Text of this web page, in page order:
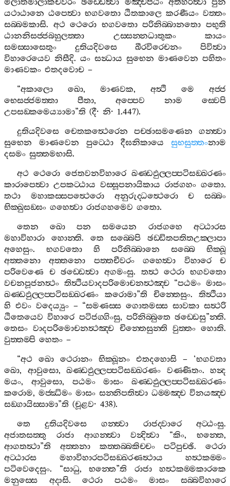
මිලාතමාලාකචවරං ඡඩ‍්ඩෙත්‍වා මඤ‍්චපීඨං අතිහරිත්‍වා පුන
යථාඨානෙ ඨපෙත්‍වා භගවතො ඨිතකාලෙ කරණීයං වත‍්තං
සබ‍්බමකාසි. අථ ථෙරො භගවතො පරිනිබ‍්බානතො පභුති
ඨානනිසජ‍්ජබහුලත‍්තා
උස‍්සන‍්නධාතුකං
කායං
සමස‍්සාසෙතුං
දුතියදිවසෙ ඛීරවිරෙචනං
පිවිත්‍වා
විහාරෙයෙව නිසීදි. යං සන්‍ධාය සුභෙන මාණවෙන පහිතං
මාණවකං එතදවොච –
“අකාලො ඛො, මාණවක, අත්‍ථි මෙ
අජ‍්ජ
භෙසජ‍්ජමත‍්තා
පීතා, අප‍්පෙව නාම
ස‍්වෙපි
උපසඞ‍්කමෙය්‍යාමා”ති (දී· නි· 1.447).
දුතියදිවසෙ
චෙතකත්‍ථෙරෙන පච‍්ඡාසමණෙන
ගන‍්ත්‍වා
සුභෙන
මාණවෙන පුට‍්ඨො දීඝනිකායෙ සුභසුත‍්තංනාම
දසමං සුත‍්තමභාසි.
අථ ථෙරො ජෙතවනවිහාරෙ ඛණ‍්ඩඵුල‍්ලප‍්පටිසඞ‍්ඛරණං
කාරාපෙත්‍වා උපකට‍්ඨාය වස‍්සූපනායිකාය රාජගහං ගතො.
තථා
මහාකස‍්සපත්‍ථෙරො අනුරුද‍්ධත්‍ථෙරො ච
සබ‍්බං
භික‍්ඛුසඞ‍්ඝං ගහෙත්‍වා රාජගහමෙව ගතො.
තෙන
ඛො පන සමයෙන රාජගහෙ
අට‍්ඨාරස
මහාවිහාරා
හොන‍්ති. තෙ සබ‍්බෙපි
ඡඩ‍්ඩිතපතිතඋක‍්ලාපා
අහෙසුං. භගවතො හි පරිනිබ‍්බානෙ සබ‍්බෙ
භික‍්ඛූ
අත‍්තනො
අත‍්තනො පත‍්තචීවරං ගහෙත්‍වා විහාරෙ
ච
පරිවෙණෙ
ච ඡඩ‍්ඩෙත්‍වා අගමංසු. තත්‍ථ ථෙරා භගවතො
වචනපූජනත්‍ථං තිත්‍ථියවාදපරිමොචනත්‍ථඤ‍්ච“පඨමං මාසං
ඛණ‍්ඩඵුල‍්ලප‍්පටිසඞ‍්ඛරණං
කරොමා”ති චින‍්තෙසුං. තිත්‍ථියා
හි එවං වදෙය්‍යුං– “සමණස‍්ස ගොතමස‍්ස සාවකා සත්‍ථරි
ඨිතෙයෙව විහාරෙ පටිජග‍්ගිංසු, පරිනිබ‍්බුතෙ ඡඩ‍්ඩෙසු”න‍්ති.
තෙසං වාදපරිමොචනත්‍ථඤ‍්ච චින‍්තෙසුන‍්ති වුත‍්තං හොති.
වුත‍්තම‍්පි හෙතං –
“අථ ඛො ථෙරානං භික‍්ඛූනං එතදහොසි– ‘භගවතා
ඛො, ආවුසො, ඛණ‍්ඩඵුල‍්ලප‍්පටිසඞ‍්ඛරණං වණ‍්ණිතං. හන්‍ද
මයං, ආවුසො, පඨමං මාසං
ඛණ‍්ඩඵුල‍්ලප‍්පටිසඞ‍්ඛරණං
කරොම, මජ‍්ඣිමං මාසං සන‍්නිපතිත්‍වා ධම‍්මඤ‍්ච විනයඤ‍්ච
සඞ‍්ගායිස‍්සාමා”ති (චූළව· 438).
තෙ
දුතියදිවසෙ ගන‍්ත්‍වා රාජද‍්වාරෙ අට‍්ඨංසු.
අජාතසත‍්තු
රාජා ආගන‍්ත්‍වා වන්‍දිත්‍වා “කිං, භන‍්තෙ,
ආගතත්‍ථා”ති අත‍්තනා කත‍්තබ‍්බකිච‍්චං පටිපුච‍්ඡි. ථෙරා
අට‍්ඨාරස
මහාවිහාරපටිසඞ‍්ඛරණත්‍ථාය
හත්‍ථකම‍්මං
පටිවෙදෙසුං. “සාධු, භන‍්තෙ”ති රාජා
හත්‍ථකම‍්මකාරකෙ
මනුස‍්සෙ
අදාසි.ථෙරා පඨමං මාසං
සබ‍්බවිහාරෙ